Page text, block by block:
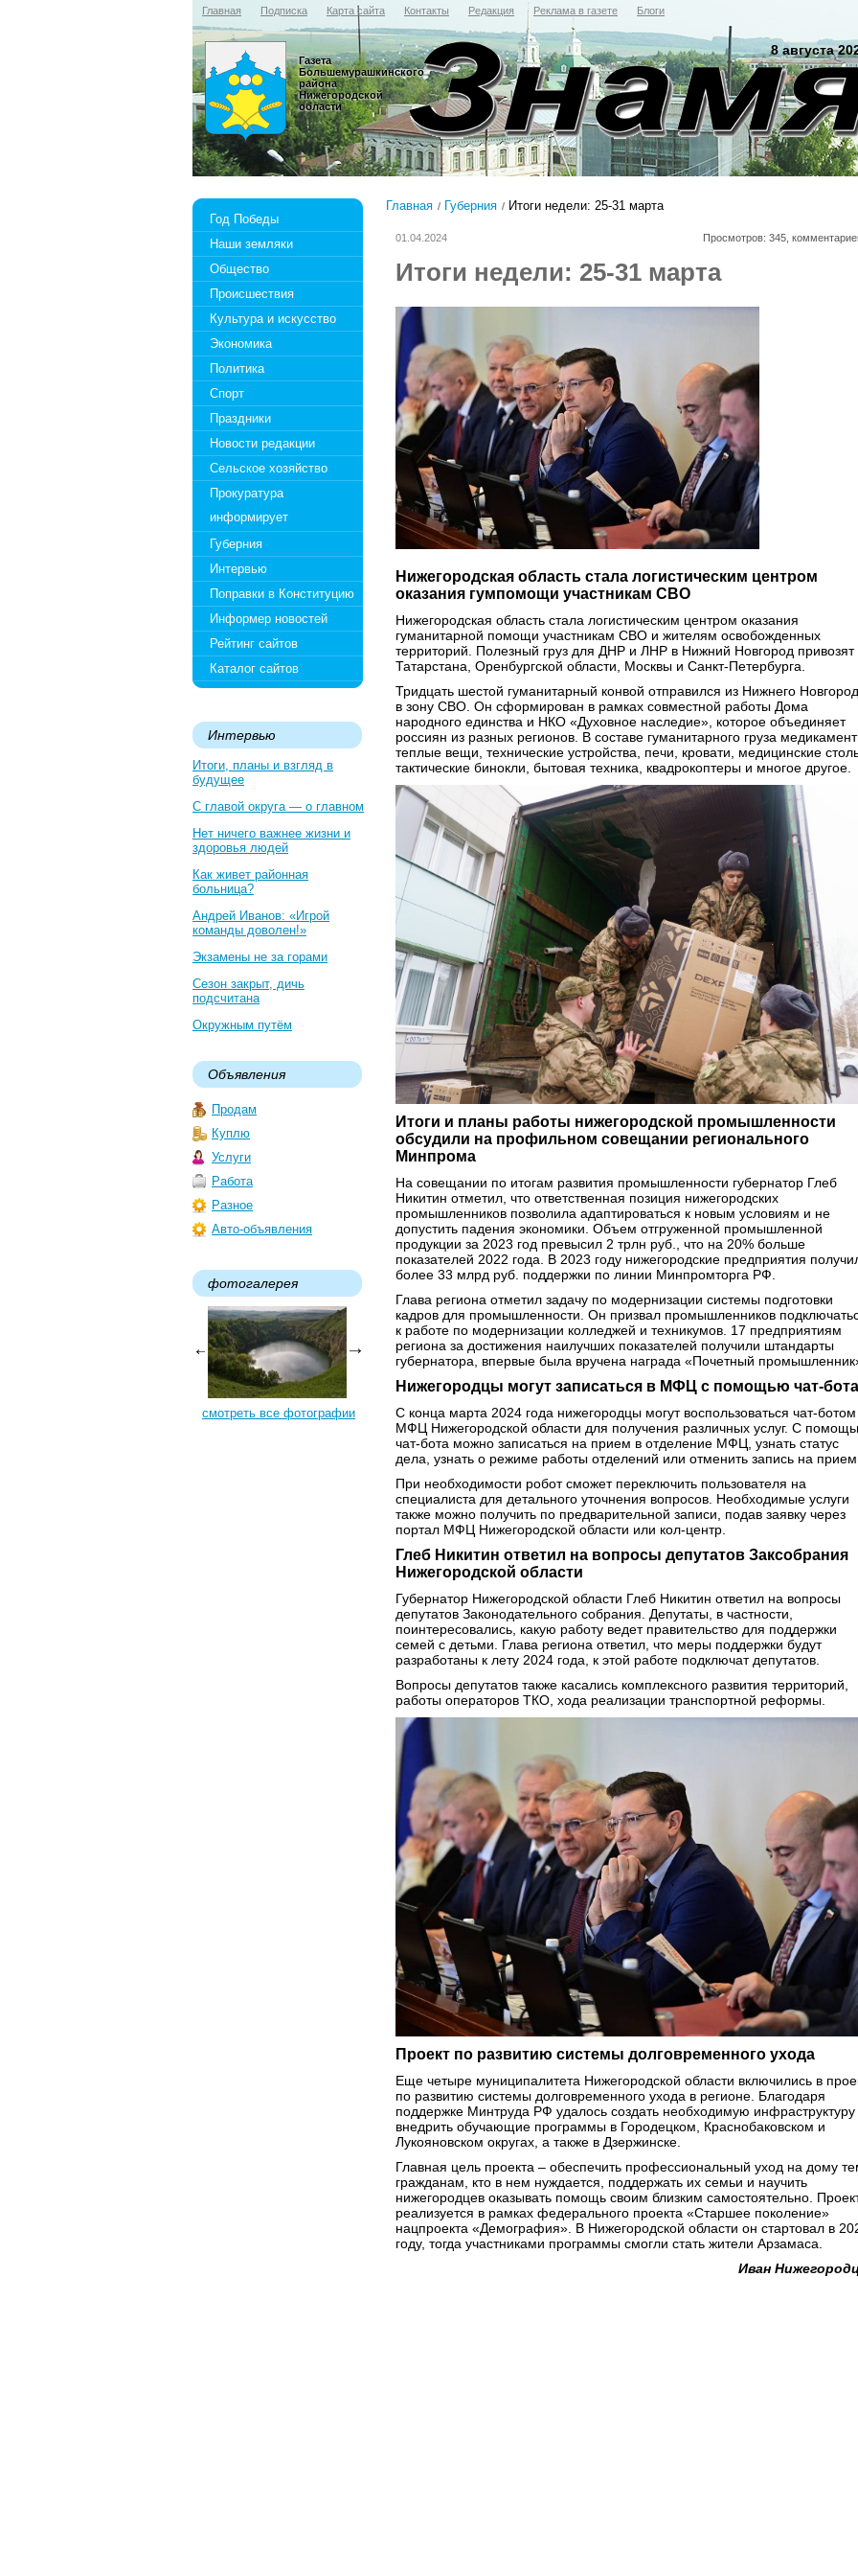
Главная Подписка Карта сайта Контакты Редакция Реклама в газете Блоги
8 августа
Газета
Большемурашкинского
района
Нижегородской
области
Год Победы
Наши земляки
Общество
Происшествия
Культура и искусство
Экономика
Политика
Спорт
Праздники
Новости редакции
Сельское хозяйство
Прокуратура
информирует
Губерния
Интервью
Поправки в Конституцию
Информер новостей
Рейтинг сайтов
Каталог сайтов
Интервью
Итоги, планы и взгляд в
будущее
С главой округа — о главном
Нет ничего важнее жизни и
здоровья людей
Как живет районная
больница?
Андрей Иванов: «Игрой
команды доволен!»
Экзамены не за горами
Сезон закрыт, дичь
подсчитана
Окружным путём
Объявления
Продам
Куплю
Услуги
Работа
Разное
Авто-объявления
фотогалерея
смотреть все фотографии
Главная Губерния Итоги недели: 25-31 марта
01.04.2024 Просмотров: 345,
Итоги недели: 25-31 марта
Нижегородская область стала логистическим центром
оказания гумпомощи участникам СВО
Нижегородская область стала логистическим центром оказания
гуманитарной помощи участникам СВО и жителям освобожденных
территорий. Полезный груз для ДНР и ЛНР в Нижний Новгород привозят
Татарстана, Оренбургской области, Москвы и Санкт-Петербурга.
Тридцать шестой гуманитарный конвой отправился из Нижнего
в зону СВО. Он сформирован в рамках совместной работы Дома
народного единства и НКО «Духовное наследие», которое объединяет
россиян из разных регионов. В составе гуманитарного груза
теплые вещи, технические устройства, печи, кровати, медицинские
тактические бинокли, бытовая техника, квадрокоптеры и многое другое.
Итоги и планы работы нижегородской промышленности
обсудили на профильном совещании регионального
Минпрома
На совещании по итогам развития промышленности губернатор Глеб
Никитин отметил, что ответственная позиция нижегородских
промышленников позволила адаптироваться к новым условиям и не
допустить падения экономики. Объем отгруженной промышленной
продукции за 2023 год превысил 2 трлн руб., что на 20% больше
показателей 2022 года. В 2023 году нижегородские предприятия
более 33 млрд руб. поддержки по линии Минпромторга РФ.
Глава региона отметил задачу по модернизации системы подготовки
кадров для промышленности. Он призвал промышленников
к работе по модернизации колледжей и техникумов. 17 предприятиям
региона за достижения наилучших показателей получили штандарты
губернатора, впервые была вручена награда «Почетный
Нижегородцы могут записаться в МФЦ с помощью чат-бота
С конца марта 2024 года нижегородцы могут воспользоваться чат-ботом
МФЦ Нижегородской области для получения различных услуг. С
чат-бота можно записаться на прием в отделение МФЦ, узнать статус
дела, узнать о режиме работы отделений или отменить запись на
При необходимости робот сможет переключить пользователя на
специалиста для детального уточнения вопросов. Необходимые услуги
также можно получить по предварительной записи, подав заявку через
портал МФЦ Нижегородской области или кол-центр.
Глеб Никитин ответил на вопросы депутатов Заксобрания
Нижегородской области
Губернатор Нижегородской области Глеб Никитин ответил на вопросы
депутатов Законодательного собрания. Депутаты, в частности,
поинтересовались, какую работу ведет правительство для поддержки
семей с детьми. Глава региона ответил, что меры поддержки будут
разработаны к лету 2024 года, к этой работе подключат депутатов.
Вопросы депутатов также касались комплексного развития территорий,
работы операторов ТКО, хода реализации транспортной реформы.
Проект по развитию системы долговременного ухода
Еще четыре муниципалитета Нижегородской области включились в
по развитию системы долговременного ухода в регионе. Благодаря
поддержке Минтруда РФ удалось создать необходимую инфраструктуру
внедрить обучающие программы в Городецком, Краснобаковском и
Лукояновском округах, а также в Дзержинске.
Главная цель проекта – обеспечить профессиональный уход на дому
гражданам, кто в нем нуждается, поддержать их семьи и научить
нижегородцев оказывать помощь своим близким самостоятельно.
реализуется в рамках федерального проекта «Старшее поколение»
нацпроекта «Демография». В Нижегородской области он стартовал в
году, тогда участниками программы смогли стать жители Арзамаса.
Иван